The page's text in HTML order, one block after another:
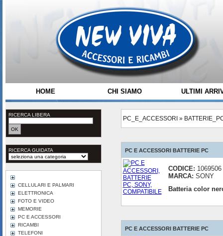
HOME CHI SIAMO ULTIMI
RICERCA LIBERA
RICERCA GUIDATA
CELLULARI E PALMARI
ELETTRONICA
FOTO E VIDEO
MEMORIE
PC E ACCESSORI
RICAMBI
TELEFONI
PC_E_ACCESSORI »
PC E ACCESSORI BATTERIE PC
CODICE: 1069506
MARCA: SONY
Batteria color
PC E ACCESSORI BATTERIE PC